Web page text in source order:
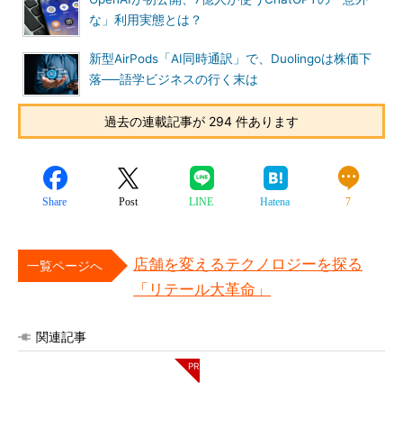
な」利用実態とは？
新型AirPods「AI同時通訳」で、Duolingoは株価下
落──語学ビジネスの行く末は
過去の連載記事が 294 件あります
Share Post LINE Hatena 7
一覧ページへ
店舗を変えるテクノロジーを探る
「リテール大革命」
関連記事